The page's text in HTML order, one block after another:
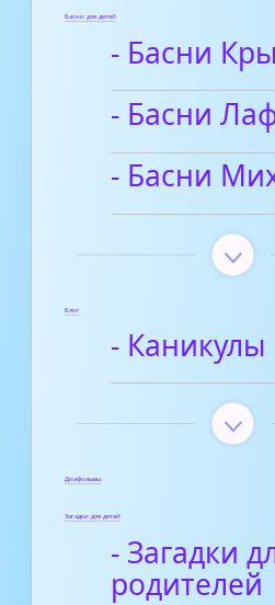
Басни для детей
- Басни
- Басни
- Басни
Блог
- Каникулы
Диафильмы
Загадки для детей
- Загадки
родителей